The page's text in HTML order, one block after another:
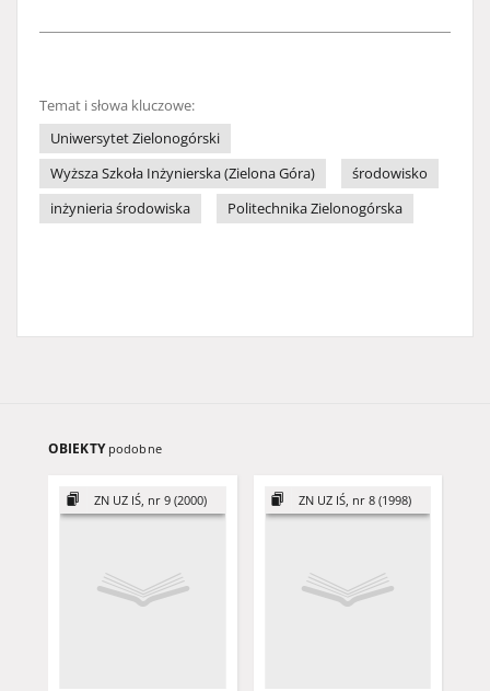
Temat i słowa kluczowe:
Uniwersytet Zielonogórski
Wyższa Szkoła Inżynierska (Zielona Góra)
środowisko
inżynieria środowiska
Politechnika Zielonogórska
OBIEKTY podobne
ZN UZ IŚ, nr 9 (2000) ZN UZ IŚ, nr 8 (1998)